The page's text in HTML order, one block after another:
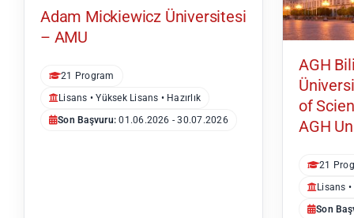
Adam Mickiewicz Üniversitesi
– AMU
21 Program
Lisans • Yüksek Lisans • Hazırlık
Son Başvuru: 01.06.2026 - 30.07.2026
AGH
of
AGH
21
Lisans
Son